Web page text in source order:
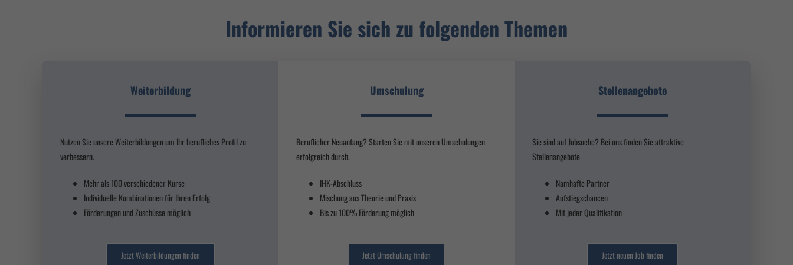
Informieren Sie sich zu folgenden Themen
Weiterbildung
Nutzen Sie unsere Weiterbildungen um Ihr berufliches Profil zu
verbessern.
Mehr als 100 verschiedener Kurse
Individuelle Kombinationen für Ihren Erfolg
Förderungen und Zuschüsse möglich
Jetzt Weiterbildungen finden
Umschulung
Beruflicher Neuanfang? Starten Sie mit unseren Umschulungen
erfolgreich durch.
IHK-Abschluss
Mischung aus Theorie und Praxis
Bis zu 100% Förderung möglich
Jetzt Umschulung finden
Stellenangebote
Sie sind auf Jobsuche? Bei uns finden Sie attraktive
Stellenangebote
Namhafte Partner
Aufstiegschancen
Mit jeder Qualifikation
Jetzt neuen Job finden
Datenschutzeinstellungen
Cookie-Informationen anzeigen
Marketing-Cookies werden von Drittanbietern oder Publishern verwendet, um personalisierte Werbung anzuzeigen.
Sie tun dies, indem sie Besucher über Websites hinweg verfolgen.
powered by Borlabs Cookie Impressum